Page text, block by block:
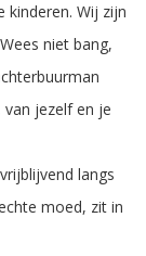
kinderen. Wij zijn
niet bang,
jezelf en je
langs
moed, zit in